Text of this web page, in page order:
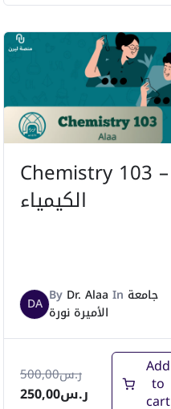
Chemistry 103 –
الكيمياء
DA By Dr. Alaa In جامعة
الأميرة نورة
ر.س500,00
ر.س250,00
Add
to
cart